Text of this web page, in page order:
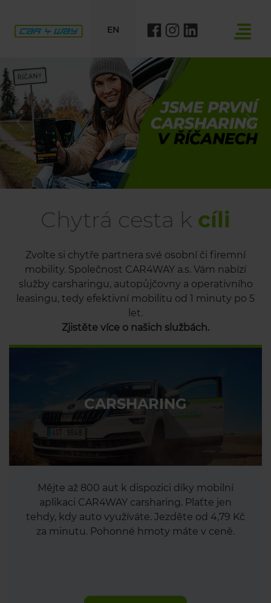
EN
Previous
Chytrá cesta k cíli
Zvolte si chytře partnera své osobní či firemní
mobility. Společnost CAR4WAY a.s. Vám nabízí
služby carsharingu, autopůjčovny a operativního
leasingu, tedy efektivní mobilitu od 1 minuty po 5
let.
Zjistěte více o našich službách.
CARSHARING
Mějte až 800 aut k dispozici díky mobilní
aplikaci CAR4WAY carsharing. Plaťte jen
tehdy, kdy auto využíváte. Jezděte od 4,79 Kč
za minutu. Pohonné hmoty máte v ceně.